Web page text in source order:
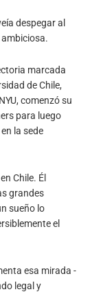
despegar al
marcada
de Chile,
comenzó su
para luego
la sede
Chile. Él
grandes
sueño lo
el
esa mirada -
legal y